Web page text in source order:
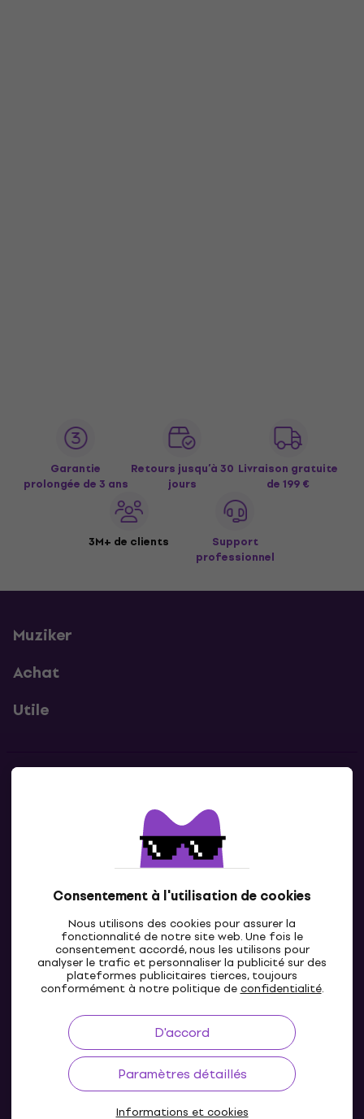
Consentement à l'utilisation de cookies
Nous utilisons des cookies pour assurer la
fonctionnalité de notre site web. Une fois le
consentement accordé, nous les utilisons pour
analyser le trafic et personnaliser la publicité sur des
plateformes publicitaires tierces, toujours
conformément à notre politique deconfidentialité.
D'accord
Paramètres détaillés
Informations et cookies
Garantie
prolongée de 3 ans
Retours jusqu’à 30
jours
Livraison gratuite
de 199 €
3M+ de clients
Support
professionnel
Muziker
Achat
Utile
Contacte nous
LU